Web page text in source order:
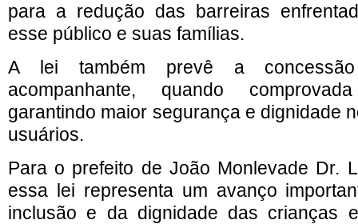
para a redução das barreiras
esse público e suas famílias.
A lei também prevê a
acompanhante, quando
garantindo maior segurança e dignidade
usuários.
Para o prefeito de João Monlevade Dr.
essa lei representa um avanço
inclusão e da dignidade das crianças